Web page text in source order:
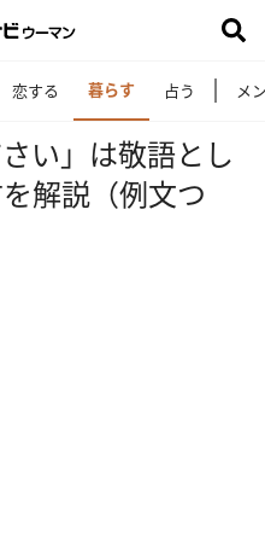
恋する 暮らす 占う メ
い」は敬語とし
解説（例文つ